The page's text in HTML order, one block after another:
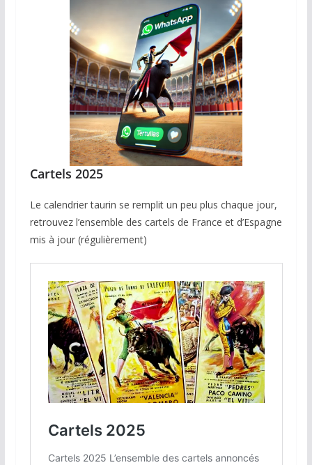
Cartels 2025
Le calendrier taurin se remplit un peu plus chaque jour,
retrouvez l’ensemble des cartels de France et d’Espagne
mis à jour (régulièrement)